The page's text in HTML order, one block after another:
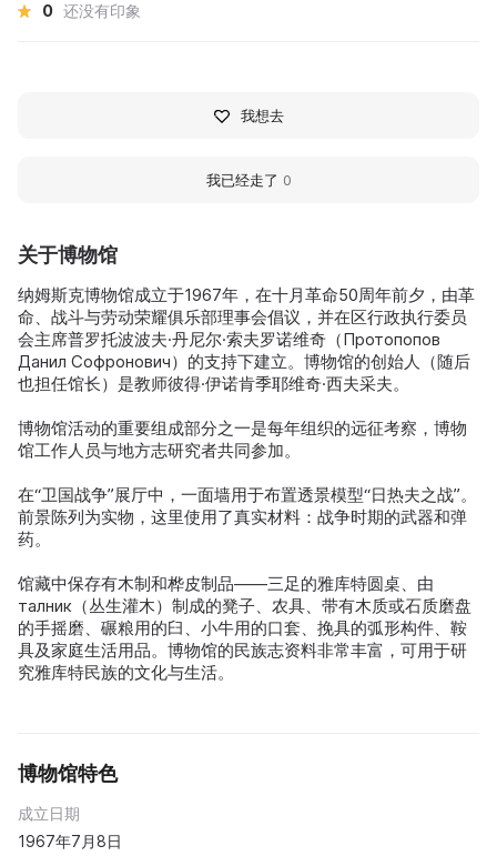
关于博物馆
纳姆斯克博物馆成立于1967年，在十月革命50周年前夕，由革
命、战斗与劳动荣耀俱乐部理事会倡议，并在区行政执行委员
会主席普罗托波波夫·丹尼尔·索夫罗诺维奇（Протопопов
Данил Софронович）的支持下建立。博物馆的创始人（随后
也担任馆长）是教师彼得·伊诺肯季耶维奇·西夫采夫。
博物馆活动的重要组成部分之一是每年组织的远征考察，博物
馆工作人员与地方志研究者共同参加。
在“卫国战争”展厅中，一面墙用于布置透景模型“日热夫之战”。
前景陈列为实物，这里使用了真实材料：战争时期的武器和弹
药。
馆藏中保存有木制和桦皮制品——三足的雅库特圆桌、由
талник（丛生灌木）制成的凳子、农具、带有木质或石质磨盘
的手摇磨、碾粮用的臼、小牛用的口套、挽具的弧形构件、鞍
具及家庭生活用品。博物馆的民族志资料非常丰富，可用于研
究雅库特民族的文化与生活。
博物馆特色
成立日期
1967年7月8日
0 还没有印象
我想去
我已经走了 0